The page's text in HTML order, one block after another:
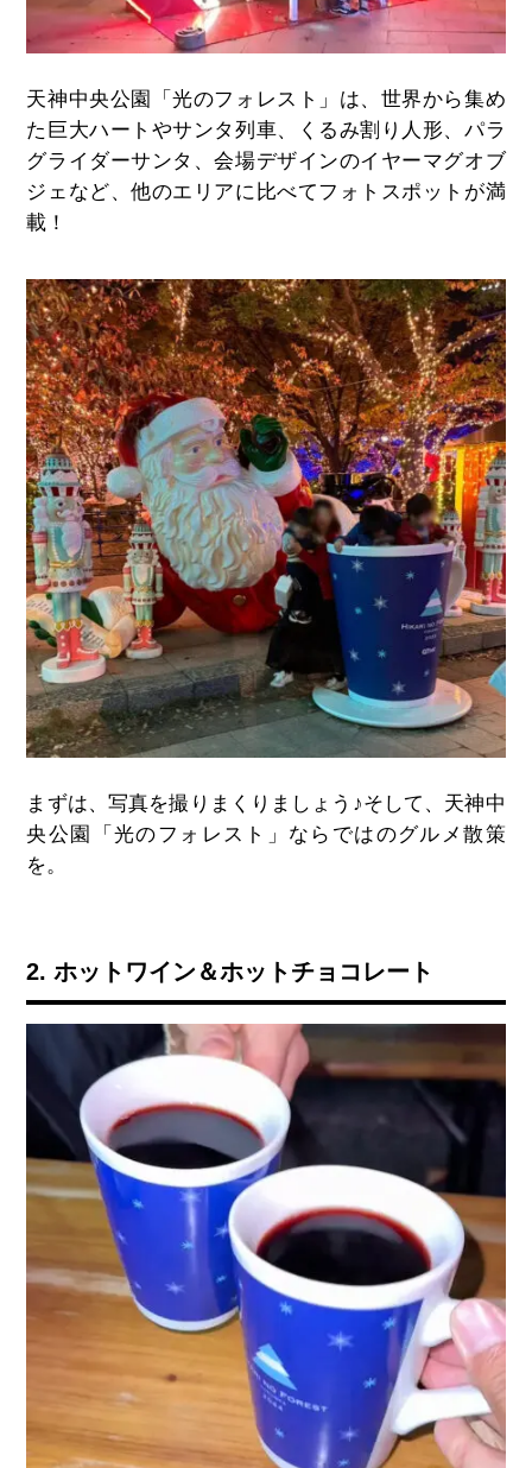
天神中央公園「光のフォレスト」は、世界から集め
た巨大ハートやサンタ列車、くるみ割り人形、パラ
グライダーサンタ、会場デザインのイヤーマグオブ
ジェなど、他のエリアに比べてフォトスポットが満
載！
まずは、写真を撮りまくりましょう♪そして、天神中
央公園「光のフォレスト」ならではのグルメ散策
を。
2. ホットワイン＆ホットチョコレート